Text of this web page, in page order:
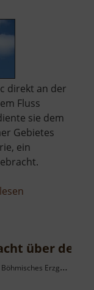
direkt an der
Fluss
sie dem
Gebietes
ein
über dem
Erzgebirge